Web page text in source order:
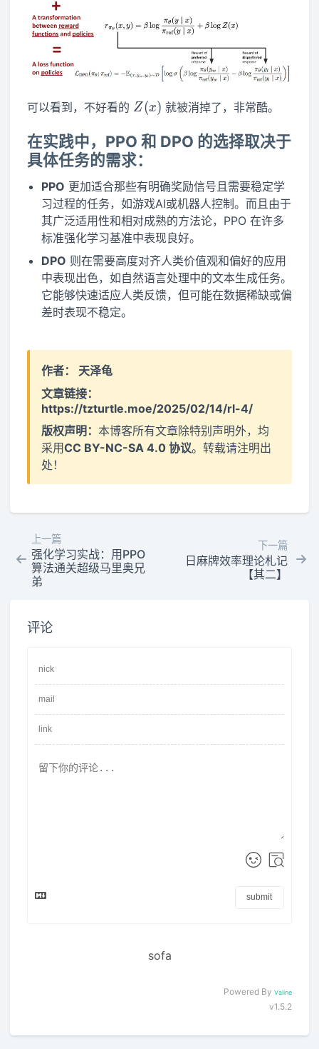
可以看到，不好看的 Z(x)
Z(x) 就被消掉了，非常酷。
在实践中，PPO 和 DPO 的选择取决于
具体任务的需求：
PPO 更加适合那些有明确奖励信号且需要稳定学
习过程的任务，如游戏AI或机器人控制。而且由于
其广泛适用性和相对成熟的方法论，PPO 在许多
标准强化学习基准中表现良好。
DPO 则在需要高度对齐人类价值观和偏好的应用
中表现出色，如自然语言处理中的文本生成任务。
它能够快速适应人类反馈，但可能在数据稀缺或偏
差时表现不稳定。
作者：
天泽龟
文章链接：
https://tzturtle.moe/2025/02/14/rl-4/
版权声明：本博客所有文章除特别声明外，均
采用CC BY-NC-SA 4.0 协议。转载请注明出
处！
上一篇
强化学习实战：用PPO
算法通关超级马里奥兄
弟
下一篇
日麻牌效率理论札记
【其二】
评论
submit
sofa
Powered By Valine
v1.5.2